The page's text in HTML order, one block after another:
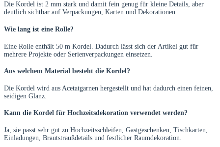
Die Kordel ist 2 mm stark und damit fein genug für kleine Details, aber
deutlich sichtbar auf Verpackungen, Karten und Dekorationen.
Wie lang ist eine Rolle?
Eine Rolle enthält 50 m Kordel. Dadurch lässt sich der Artikel gut für
mehrere Projekte oder Serienverpackungen einsetzen.
Aus welchem Material besteht die Kordel?
Die Kordel wird aus Acetatgarnen hergestellt und hat dadurch einen feinen,
seidigen Glanz.
Kann die Kordel für Hochzeitsdekoration verwendet werden?
Ja, sie passt sehr gut zu Hochzeitsschleifen, Gastgeschenken, Tischkarten,
Einladungen, Brautstraußdetails und festlicher Raumdekoration.